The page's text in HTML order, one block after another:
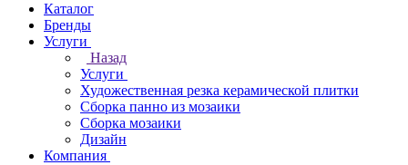
Каталог
Бренды
Услуги
Назад
Услуги
Художественная резка керамической плитки
Сборка панно из мозаики
Сборка мозаики
Дизайн
Компания